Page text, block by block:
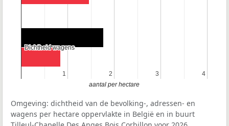
1
1 2
2 3
3 4
4
Dichtheid wagens
Dichtheid wagens
aantal per hectare
Omgeving: dichtheid van de bevolking-, adressen- en
wagens per hectare oppervlakte in België en in buurt